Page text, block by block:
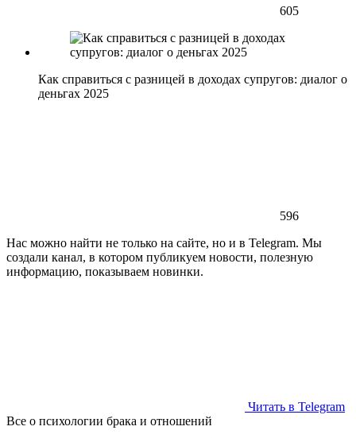
605
Как справиться с разницей в доходах супругов: диалог о
деньгах 2025
596
Нас можно найти не только на сайте, но и в Telegram. Мы
создали канал, в котором публикуем новости, полезную
информацию, показываем новинки.
Читать в Telegram
Все о психологии брака и отношений